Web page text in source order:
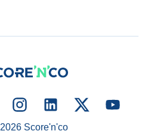
2026Score'n'co